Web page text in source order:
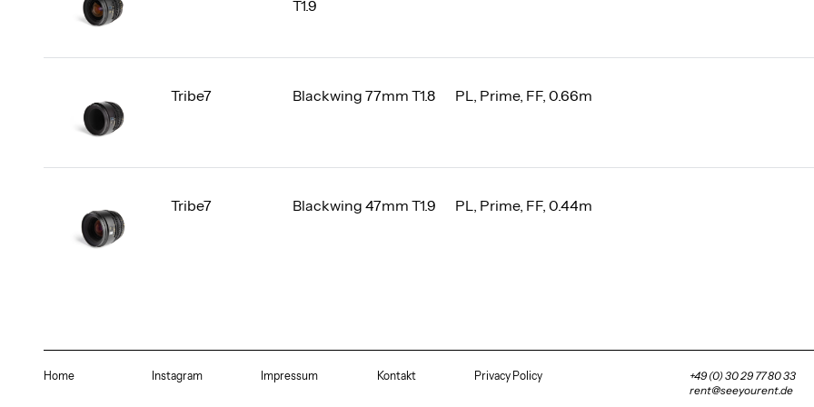
T1.9
Blackwing 77mm T1.8 PL, Prime, FF, 0.66m
Tribe7
Blackwing 47mm T1.9 PL, Prime, FF, 0.44m
Tribe7
Home Instagram Impressum Kontakt Privacy Policy
+49 (0) 30 29 77 80 33
rent@seeyourent.de